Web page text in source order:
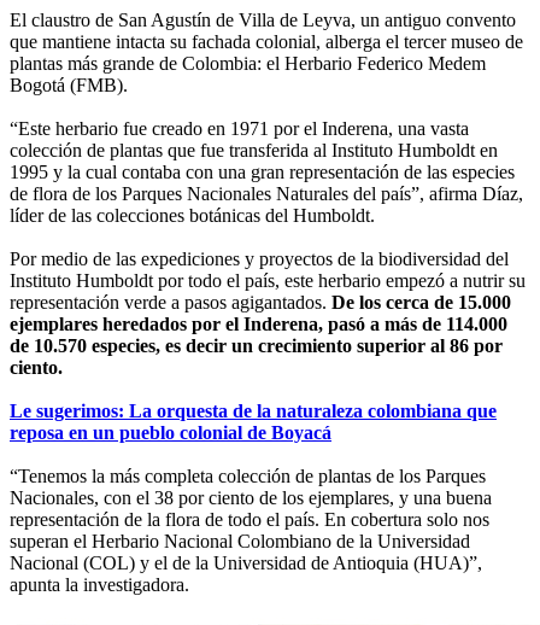
El claustro de San Agustín de Villa de Leyva, un antiguo convento
que mantiene intacta su fachada colonial, alberga el tercer museo de
plantas más grande de Colombia: el Herbario Federico Medem
Bogotá (FMB).
“Este herbario fue creado en 1971 por el Inderena, una vasta
colección de plantas que fue transferida al Instituto Humboldt en
1995 y la cual contaba con una gran representación de las especies
de flora de los Parques Nacionales Naturales del país”, afirma Díaz,
líder de las colecciones botánicas del Humboldt.
Por medio de las expediciones y proyectos de la biodiversidad del
Instituto Humboldt por todo el país, este herbario empezó a nutrir su
representación verde a pasos agigantados. De los cerca de 15.000
ejemplares heredados por el Inderena, pasó a más de 114.000
de 10.570 especies, es decir un crecimiento superior al 86 por
ciento.
Le sugerimos: La orquesta de la naturaleza colombiana que
reposa en un pueblo colonial de Boyacá
“Tenemos la más completa colección de plantas de los Parques
Nacionales, con el 38 por ciento de los ejemplares, y una buena
representación de la flora de todo el país. En cobertura solo nos
superan el Herbario Nacional Colombiano de la Universidad
Nacional (COL) y el de la Universidad de Antioquia (HUA)”,
apunta la investigadora.